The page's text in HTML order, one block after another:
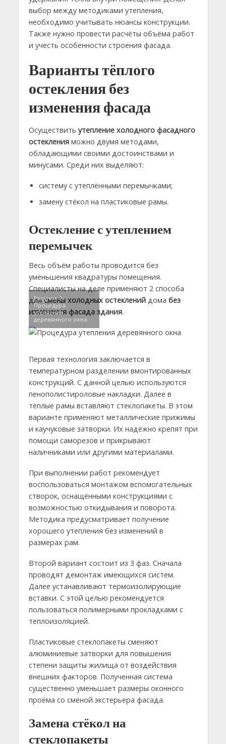
выбор между методиками утепления,
необходимо учитывать нюансы конструкции.
Также нужно провести расчёты объёма работ
и учесть особенности строения фасада.
Варианты тёплого
остекления без
изменения фасада
Осуществить утепление холодного фасадного
остекленияможно двумя методами,
обладающими своими достоинствами и
минусами. Среди них выделяют:
систему с утеплёнными перемычками;
замену стёкол на пластиковые рамы.
Остекление с утеплением
перемычек
Весь объём работы проводится без
уменьшения квадратуры помещения.
Специалисты на деле применяют 2 способа
длясмены холодных остеклений дома без
изменения фасада здания.
Рисунок 2.
Процедура
утепления
деревянного окна.
Первая технология заключается в
температурном разделении вмонтированных
конструкций. С данной целью используются
пенополистироловые накладки. Далее в
тёплые рамы вставляют стеклопакеты. В этом
варианте применяют металлические прижимы
и каучуковые затворки. Их надёжно крепят при
помощи саморезов и прикрывают
наличниками или другими материалами.
При выполнении работ рекомендует
воспользоваться монтажом вспомогательных
створок, оснащёнными конструкциями с
возможностью откидывания и поворота.
Методика предусматривает получение
хорошего утепления без изменений в
размерах рам.
Второй вариант состоит из 3 фаз. Сначала
проводят демонтаж имеющихся систем.
Далее устанавливают термоизолирующие
вставки. С этой целью рекомендуется
пользоваться полимерными прокладками с
теплоизоляцией.
Пластиковые стеклопакеты сменяют
алюминиевые затворки для повышения
степени защиты жилища от воздействия
внешних факторов. Полученная система
существенно уменьшает размеры оконного
проёма со сменой экстерьера фасада.
Замена стёкол на
стеклопакеты